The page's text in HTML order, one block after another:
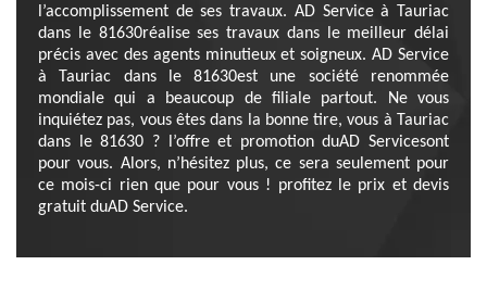
l’accomplissement de ses travaux. AD Service à Tauriac
dans le 81630réalise ses travaux dans le meilleur délai
précis avec des agents minutieux et soigneux. AD Service
à Tauriac dans le 81630est une société renommée
mondiale qui a beaucoup de filiale partout. Ne vous
inquiétez pas, vous êtes dans la bonne tire, vous à Tauriac
dans le 81630 ? l’offre et promotion duAD Servicesont
pour vous. Alors, n’hésitez plus, ce sera seulement pour
ce mois-ci rien que pour vous ! profitez le prix et devis
gratuit duAD Service.